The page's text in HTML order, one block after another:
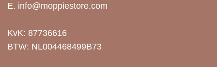
E. info@moppiestore.com
KvK: 87736616
BTW: NL004468499B73